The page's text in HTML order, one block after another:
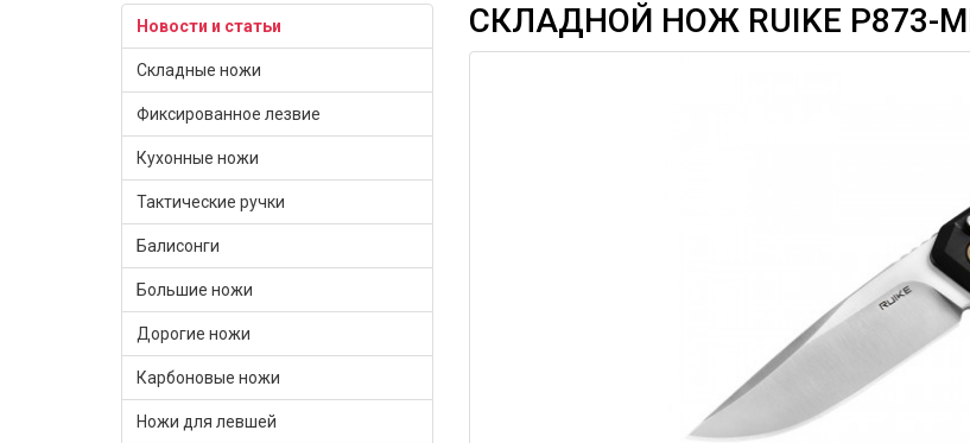
Новости и статьи
Складные ножи
Фиксированное лезвие
Кухонные ножи
Тактические ручки
Балисонги
Большие ножи
Дорогие ножи
Карбоновые ножи
Ножи для левшей
СКЛАДНОЙ НОЖ RUIKE P873-